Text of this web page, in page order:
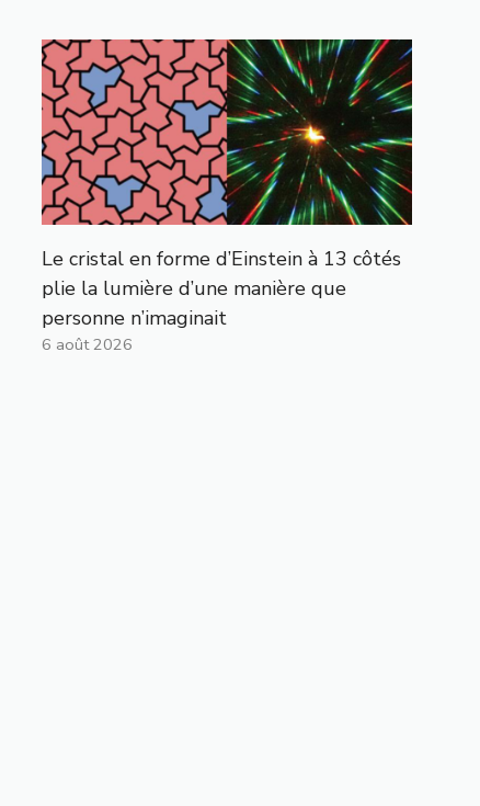
Le cristal en forme d’Einstein à 13 côtés
plie la lumière d’une manière que
personne n’imaginait
6 août 2026